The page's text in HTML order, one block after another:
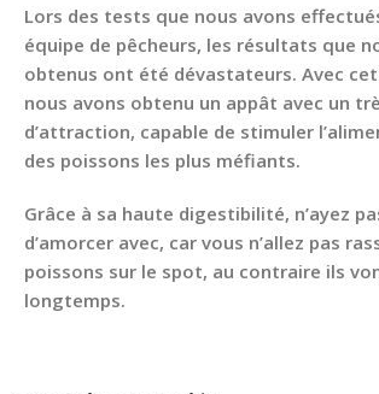
Lors des tests que nous avons
équipe de pêcheurs, les résultats que
obtenus ont été dévastateurs. Avec
nous avons obtenu un appât avec un
d’attraction, capable de stimuler
des poissons les plus méfiants.
Grâce à sa haute digestibilité, n’ayez
d’amorcer avec, car vous n’allez pas
poissons sur le spot, au contraire ils
longtemps.